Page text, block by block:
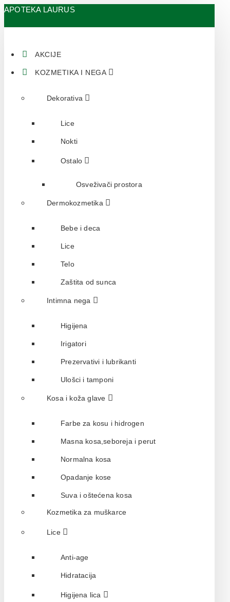
APOTEKA LAURUS
AKCIJE
KOZMETIKA I NEGA
Dekorativa
Lice
Nokti
Ostalo
Osveživači prostora
Dermokozmetika
Bebe i deca
Lice
Telo
Zaštita od sunca
Intimna nega
Higijena
Irigatori
Prezervativi i lubrikanti
Ulošci i tamponi
Kosa i koža glave
Farbe za kosu i hidrogen
Masna kosa,seboreja i perut
Normalna kosa
Opadanje kose
Suva i oštećena kosa
Kozmetika za muškarce
Lice
Anti-age
Hidratacija
Higijena lica